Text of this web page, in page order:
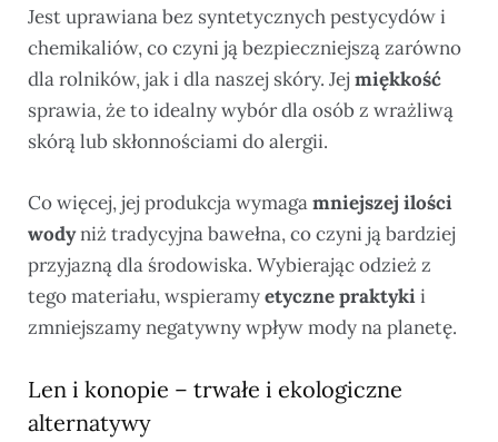
Jest uprawiana bez syntetycznych pestycydów i
chemikaliów, co czyni ją bezpieczniejszą zarówno
dla rolników, jak i dla naszej skóry. Jej miękkość
sprawia, że to idealny wybór dla osób z wrażliwą
skórą lub skłonnościami do alergii.
Co więcej, jej produkcja wymagamniejszej ilości
wodyniż tradycyjna bawełna, co czyni ją bardziej
przyjazną dla środowiska. Wybierając odzież z
tego materiału, wspieramyetyczne praktykii
zmniejszamy negatywny wpływ mody na planetę.
Len i konopie – trwałe i ekologiczne
alternatywy